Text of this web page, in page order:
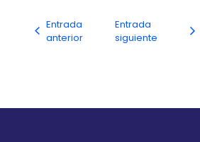
Entrada
anterior
Entrada
siguiente